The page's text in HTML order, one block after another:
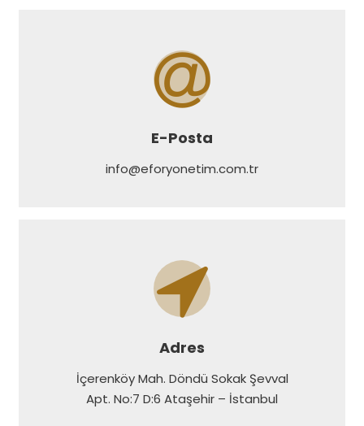
E-Posta
info@eforyonetim.com.tr
Adres
İçerenköy Mah. Döndü Sokak Şevval
Apt. No:7 D:6 Ataşehir – İstanbul